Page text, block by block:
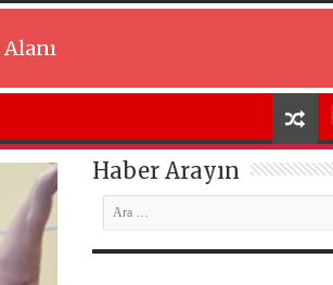
Haber Arayın